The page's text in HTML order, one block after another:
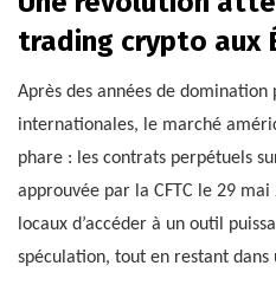
trading crypto aux
Après des années de
internationales, le marché
phare : les contrats perpétuels
approuvée par la CFTC le 29
locaux d’accéder à un outil
spéculation, tout en restant dans